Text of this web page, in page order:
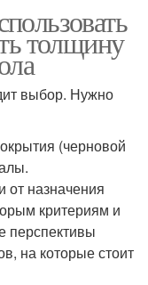
толщину
выбор. Нужно
(черновой
от назначения
критериям и
перспективы
на которые стоит